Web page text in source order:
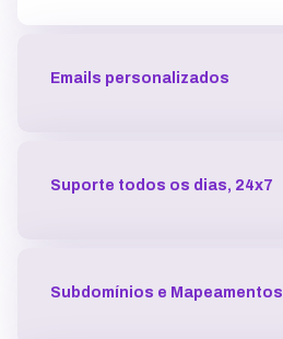
Proteção contra DDoS
Emails personalizados
Suporte todos os dias, 24x7
Subdomínios e Mapeamentos